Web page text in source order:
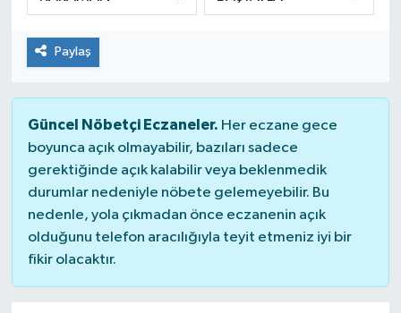
Paylaş
Güncel Nöbetçi Eczaneler. Her eczane gece
boyunca açık olmayabilir, bazıları sadece
gerektiğinde açık kalabilir veya beklenmedik
durumlar nedeniyle nöbete gelemeyebilir. Bu
nedenle, yola çıkmadan önce eczanenin açık
olduğunu telefon aracılığıyla teyit etmeniz iyi bir
fikir olacaktır.